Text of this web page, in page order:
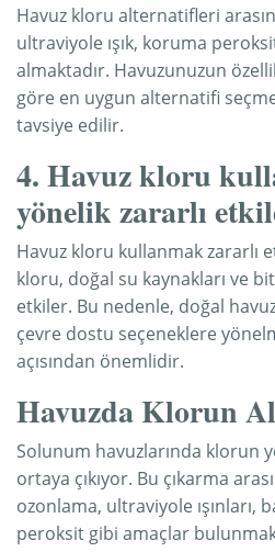
Havuz kloru alternatifleri
ultraviyole ışık, koruma
almaktadır. Havuzunuzun
göre en uygun alternatifi
tavsiye edilir.
4. Havuz kloru
yönelik zararlı
Havuz kloru kullanmak zararlı
kloru, doğal su kaynakları ve
etkiler. Bu nedenle, doğal
çevre dostu seçeneklere
açısından önemlidir.
Havuzda Klorun
Solunum havuzlarında klorun
ortaya çıkıyor. Bu çıkarma
ozonlama, ultraviyole ışınları,
peroksit gibi amaçlar